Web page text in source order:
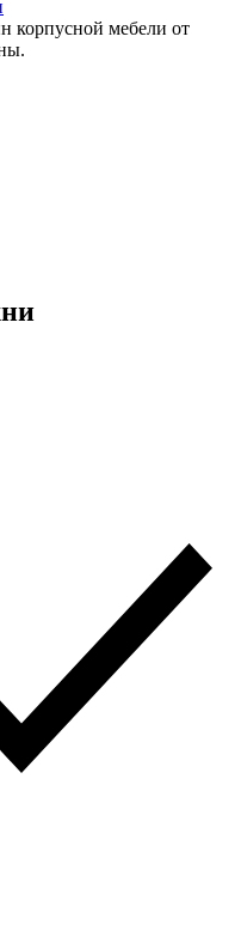
корпусной мебели от